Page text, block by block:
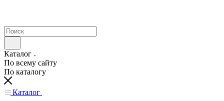
Каталог
По всему сайту
По каталогу
Каталог